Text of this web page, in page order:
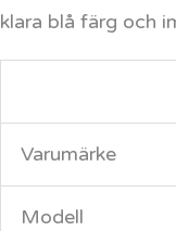
klara blå färg och
Varumärke
Modell